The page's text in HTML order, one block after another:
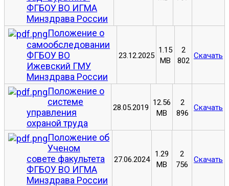
ФГБОУ ВО ИГМА
Минздрава России
Положение о
самообследовании
ФГБОУ ВО
Ижевский ГМУ
Минздрава России
23.12.2025
1.15
MB
2
802
Скачать
Положение о
системе
управления
охраной труда
28.05.2019
12.56
MB
2
896
Скачать
Положение об
Ученом
совете факультета
ФГБОУ ВО ИГМА
Минздрава России
27.06.2024
1.29
MB
2
756
Скачать